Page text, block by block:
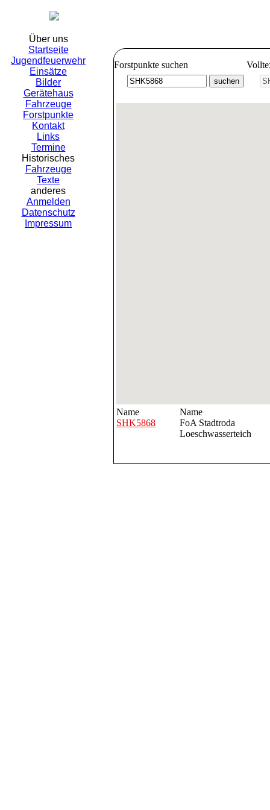
Über uns
Startseite
Jugendfeuerwehr
Einsätze
Bilder
Gerätehaus
Fahrzeuge
Forstpunkte
Kontakt
Links
Termine
Historisches
Fahrzeuge
Texte
anderes
Anmelden
Datenschutz
Impressum
Forstpunkte suchen
Name
Name
SHK5868
FoA Stadtroda
Loeschwasserteich